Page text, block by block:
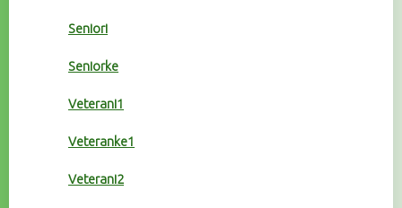
Seniori
Seniorke
Veterani1
Veteranke1
Veterani2